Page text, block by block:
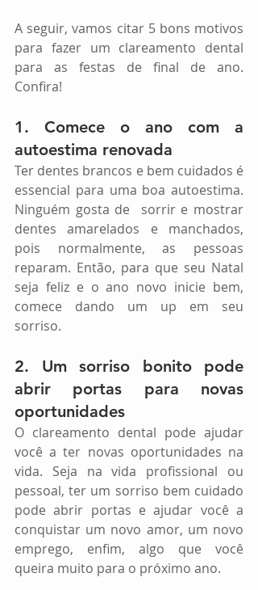
A seguir, vamos citar 5 bons motivos
para fazer um clareamento dental
para as festas de final de ano.
Confira!
1. Comece o ano com a
autoestima renovada
Ter dentes brancos e bem cuidados é
essencial para uma boa autoestima.
Ninguém gosta de  sorrir e mostrar
dentes amarelados e manchados,
pois normalmente, as pessoas
reparam. Então, para que seu Natal
seja feliz e o ano novo inicie bem,
comece dando um up em seu
sorriso.
2. Um sorriso bonito pode
abrir portas para novas
oportunidades
O clareamento dental pode ajudar
você a ter novas oportunidades na
vida. Seja na vida profissional ou
pessoal, ter um sorriso bem cuidado
pode abrir portas e ajudar você a
conquistar um novo amor, um novo
emprego, enfim, algo que você
queira muito para o próximo ano.